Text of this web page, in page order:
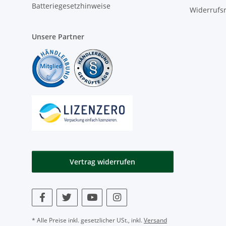
Batteriegesetzhinweise
Unsere Partner
Vertrag widerrufen
* Alle Preise inkl. gesetzlicher USt., inkl.Versand